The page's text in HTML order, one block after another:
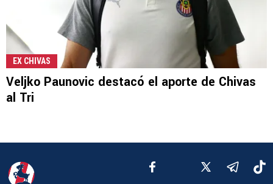
EX CHIVAS
Veljko Paunovic destacó el aporte de Chivas
al Tri